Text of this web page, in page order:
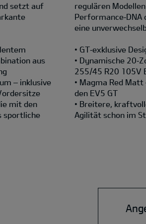
setzt auf
aus
– inklusive
mit den
sportliche
regulären
Performance‑DNA
eine
• GT‑exklusive
• Dynamische
255/45 R20 105V
• Magma Red
den EV5 GT
• Breitere,
Agilität schon im